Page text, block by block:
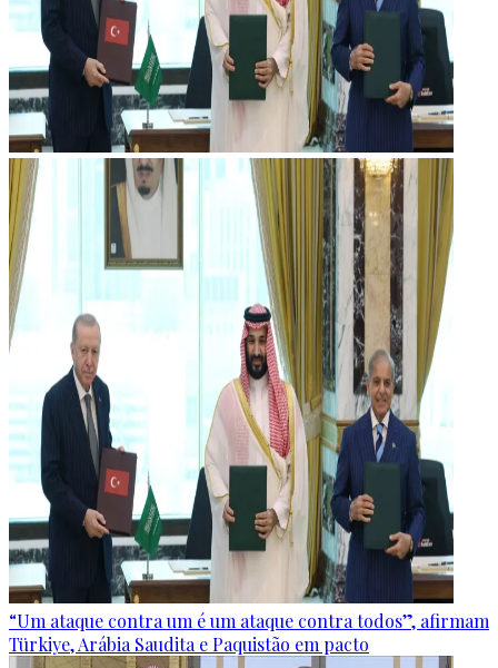
“Um ataque contra um é um ataque contra todos”, afirmam
Türkiye, Arábia Saudita e Paquistão em pacto